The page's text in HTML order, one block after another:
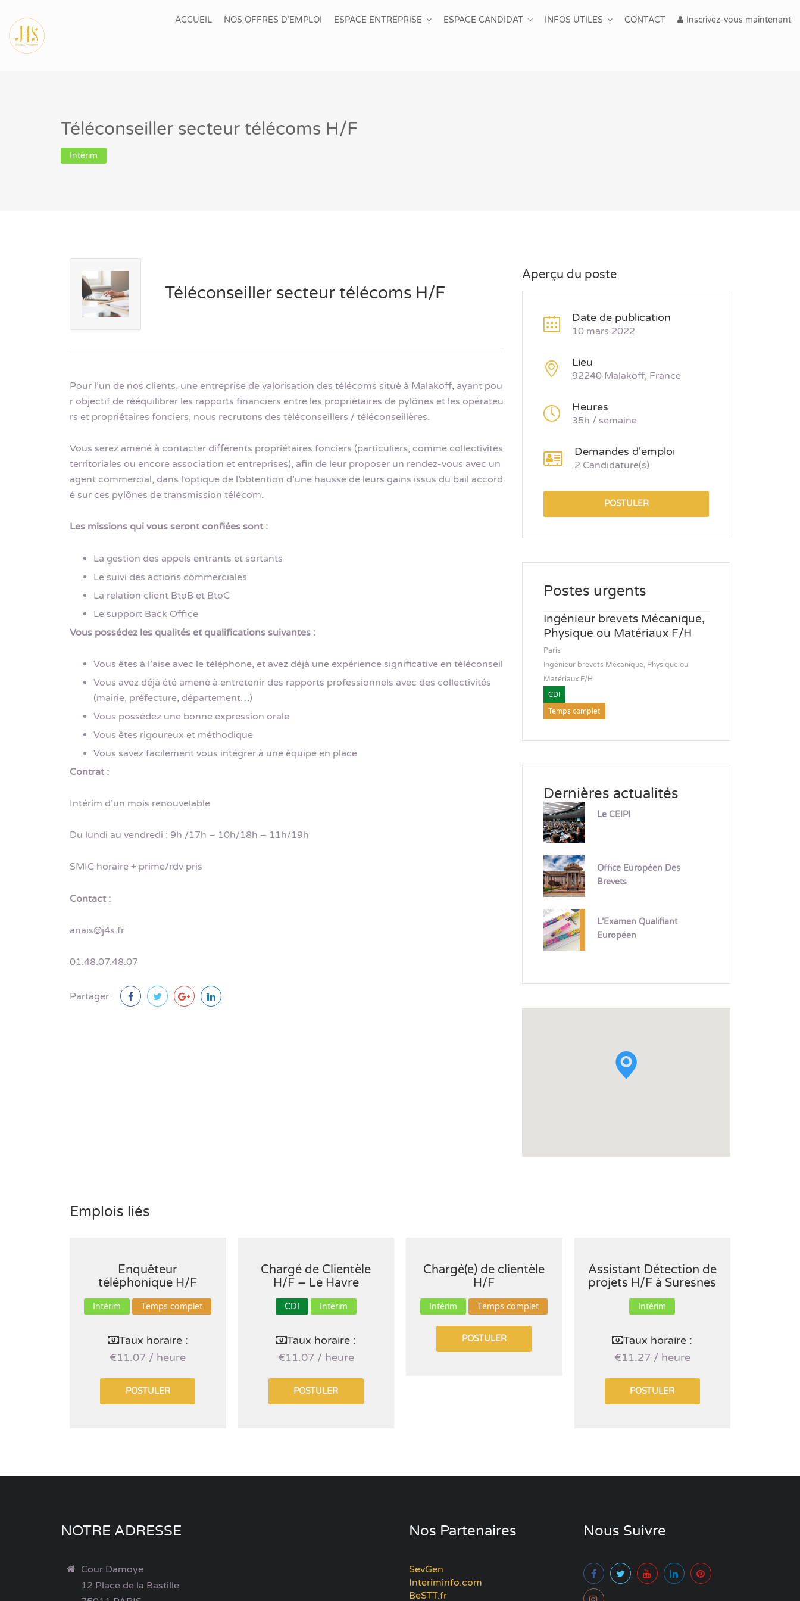
Inscrivez-vous maintenant
ACCUEIL NOS OFFRES D’EMPLOI ESPACE ENTREPRISE ESPACE CANDIDAT INFOS UTILES CONTACT
Téléconseiller secteur télécoms H/F
Intérim
Téléconseiller secteur télécoms H/F
Pour l’un de nos clients, une entreprise de valorisation des télécoms situé à Malakoff, ayant pou
r objectif de rééquilibrer les rapports financiers entre les propriétaires de pylônes et les opérateu
rs et propriétaires fonciers, nous recrutons des téléconseillers / téléconseillères.
Vous serez amené à contacter différents propriétaires fonciers (particuliers, comme collectivités
territoriales ou encore association et entreprises), afin de leur proposer un rendez-vous avec un
agent commercial, dans l’optique de l’obtention d’une hausse de leurs gains issus du bail accord
é sur ces pylônes de transmission télécom.
Les missions qui vous seront confiées sont :
La gestion des appels entrants et sortants
Le suivi des actions commerciales
La relation client BtoB et BtoC
Le support Back Office
Vous possédez les qualités et qualifications suivantes :
Vous êtes à l’aise avec le téléphone, et avez déjà une expérience significative en téléconseil
Vous avez déjà été amené à entretenir des rapports professionnels avec des collectivités
(mairie, préfecture, département…)
Vous possédez une bonne expression orale
Vous êtes rigoureux et méthodique
Vous savez facilement vous intégrer à une équipe en place
Contrat :
Intérim d’un mois renouvelable
Du lundi au vendredi : 9h /17h – 10h/18h – 11h/19h
SMIC horaire + prime/rdv pris
Contact :
anais@j4s.fr
01.48.07.48.07
Partager:
Aperçu du poste
Date de publication
10 mars 2022
Lieu
92240 Malakoff, France
Heures
35h / semaine
Demandes d'emploi
2 Candidature(s)
POSTULER
Postes urgents
Ingénieur brevets Mécanique,
Physique ou Matériaux F/H
Paris
Ingénieur brevets Mécanique, Physique ou
Matériaux F/H
CDI
Temps complet
Dernières actualités
Le CEIPI
Office Européen Des
Brevets
L’Examen Qualifiant
Européen
Emplois liés
Enquêteur
téléphonique H/F
Intérim Temps complet
Taux horaire :
€11.07 / heure
POSTULER
Chargé de Clientèle
H/F – Le Havre
CDI Intérim
Taux horaire :
€11.07 / heure
POSTULER
Chargé(e) de clientèle
H/F
Intérim Temps complet
POSTULER
Assistant Détection de
projets H/F à Suresnes
Intérim
Taux horaire :
€11.27 / heure
POSTULER
NOTRE ADRESSE
Cour Damoye
12 Place de la Bastille
Nos Partenaires
SevGen
Interiminfo.com
BeSTT.fr
Nous Suivre